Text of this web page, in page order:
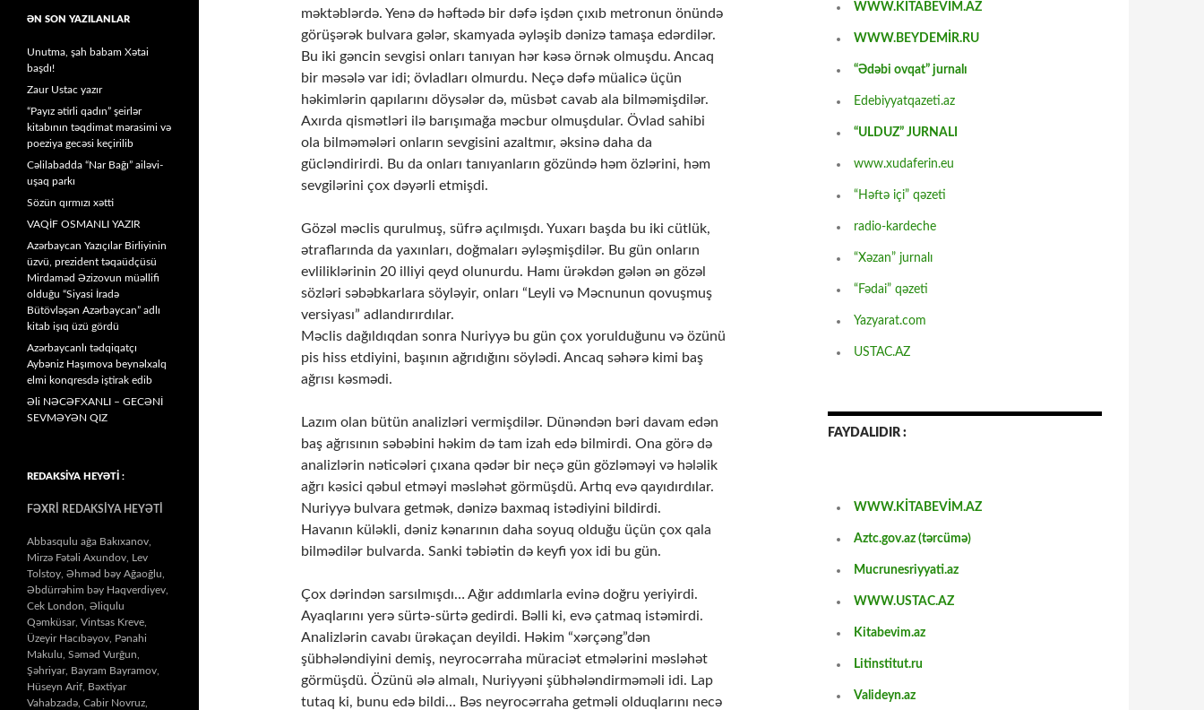
məktəblərdə. Yenə də həftədə bir dəfə işdən çıxıb metronun önündə
görüşərək bulvara gələr, skamyada əyləşib dənizə tamaşa edərdilər.
Bu iki gəncin sevgisi onları tanıyan hər kəsə örnək olmuşdu. Ancaq
bir məsələ var idi; övladları olmurdu. Neçə dəfə müalicə üçün
həkimlərin qapılarını döysələr də, müsbət cavab ala bilməmişdilər.
Axırda qismətləri ilə barışımağa məcbur olmuşdular. Övlad sahibi
ola bilməmələri onların sevgisini azaltmır, əksinə daha da
gücləndirirdi. Bu da onları tanıyanların gözündə həm özlərini, həm
sevgilərini çox dəyərli etmişdi.
Gözəl məclis qurulmuş, süfrə açılmışdı. Yuxarı başda bu iki cütlük,
ətraflarında da yaxınları, doğmaları əyləşmişdilər. Bu gün onların
evliliklərinin 20 illiyi qeyd olunurdu. Hamı ürəkdən gələn ən gözəl
sözləri səbəbkarlara söyləyir, onları “Leyli və Məcnunun qovuşmuş
versiyası” adlandırırdılar.
Məclis dağıldıqdan sonra Nuriyyə bu gün çox yorulduğunu və özünü
pis hiss etdiyini, başının ağrıdığını söylədi. Ancaq səhərə kimi baş
ağrısı kəsmədi.
Lazım olan bütün analizləri vermişdilər. Dünəndən bəri davam edən
baş ağrısının səbəbini həkim də tam izah edə bilmirdi. Ona görə də
analizlərin nəticələri çıxana qədər bir neçə gün gözləməyi və hələlik
ağrı kəsici qəbul etməyi məsləhət görmüşdü. Artıq evə qayıdırdılar.
Nuriyyə bulvara getmək, dənizə baxmaq istədiyini bildirdi.
Havanın küləkli, dəniz kənarının daha soyuq olduğu üçün çox qala
bilmədilər bulvarda. Sanki təbiətin də keyfi yox idi bu gün.
Çox dərindən sarsılmışdı… Ağır addımlarla evinə doğru yeriyirdi.
Ayaqlarını yerə sürtə-sürtə gedirdi. Bəlli ki, evə çatmaq istəmirdi.
Analizlərin cavabı ürəkaçan deyildi. Həkim “xərçəng”dən
şübhələndiyini demiş, neyrocərraha müraciət etmələrini məsləhət
görmüşdü. Özünü ələ almalı, Nuriyyəni şübhələndirməməli idi. Lap
tutaq ki, bunu edə bildi… Bəs neyrocərraha getməli olduqlarını necə
WWW.KİTABEVİM.AZ
WWW.BEYDEMİR.RU
“Ədəbi ovqat” jurnalı
Edebiyyatqazeti.az
“ULDUZ” JURNALI
www.xudaferin.eu
“Həftə içi” qəzeti
radio-kardeche
“Xəzan” jurnalı
“Fədai” qəzeti
Yazyarat.com
USTAC.AZ
FAYDALIDIR :
WWW.KİTABEVİM.AZ
Aztc.gov.az (tərcümə)
Mucrunesriyyati.az
WWW.USTAC.AZ
Kitabevim.az
Litinstitut.ru
Valideyn.az
ƏN SON YAZILANLAR
Unutma, şah babam Xətai
başdı!
Zaur Ustac yazır
“Payız ətirli qadın” şeirlər
kitabının təqdimat mərasimi və
poeziya gecəsi keçirilib
Cəlilabadda “Nar Bağı” ailəvi-
uşaq parkı
Sözün qırmızı xətti
VAQİF OSMANLI YAZIR
Azərbaycan Yazıçılar Birliyinin
üzvü, prezident təqaüdçüsü
Mirdaməd Əzizovun müəllifi
olduğu “Siyasi İradə
Bütövləşən Azərbaycan” adlı
kitab işıq üzü gördü
Azərbaycanlı tədqiqatçı
Aybəniz Haşımova beynəlxalq
elmi konqresdə iştirak edib
Əli NƏCƏFXANLI – GECƏNİ
SEVMƏYƏN QIZ
REDAKSİYA HEYƏTİ :
FƏXRİ REDAKSİYA HEYƏTİ
Abbasqulu ağa Bakıxanov,
Mirzə Fətəli Axundov, Lev
Tolstoy, Əhməd bəy Ağaoğlu,
Əbdürrəhim bəy Haqverdiyev,
Cek London, Əliqulu
Qəmküsar, Vintsas Kreve,
Üzeyir Hacıbəyov, Pənahi
Makulu, Səməd Vurğun,
Şəhriyar, Bayram Bayramov,
Hüseyn Arif, Bəxtiyar
Vahabzadə, Cabir Novruz,